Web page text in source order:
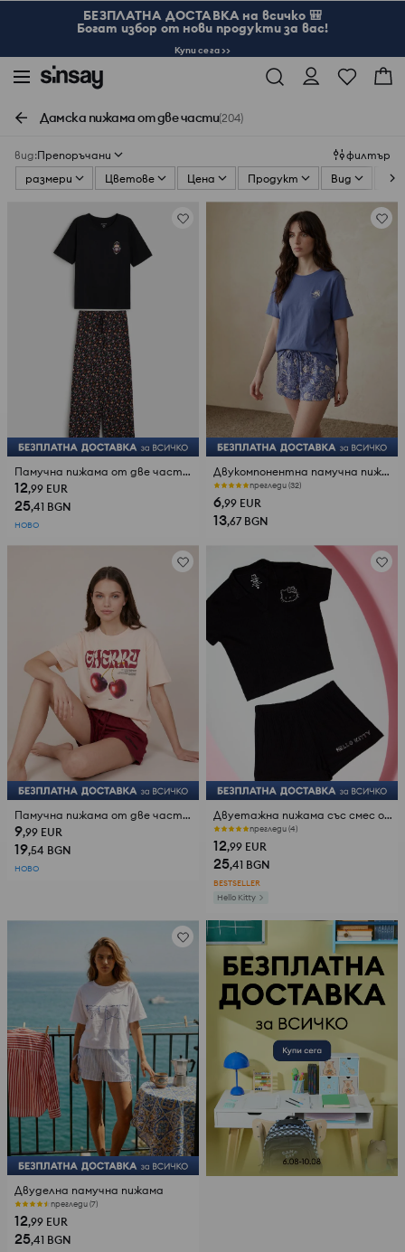
БЕЗПЛАТНА ДОСТАВКА на всичко 🎒
Богат избор от нови продукти за вас!
Купи сега >>
Дамска пижама от две части(204)
вид:Препоръчани
филтър
размери
Цветове Цена Продукт Вид
Памучна пижама от две части с мотив за Хелоуин
12,99 EUR
25,41 BGN
НОВО
Двукомпонентна памучна пижама с флорален мотив
прегледи (32)
6,99 EUR
13,67 BGN
Памучна пижама от две части с мотив на череши
9,99 EUR
19,54 BGN
НОВО
Двуетажна пижама със смес от вискоза Hello Kitty
прегледи (4)
12,99 EUR
25,41 BGN
BESTSELLER
Hello Kitty
Двуделна памучна пижама
прегледи (7)
12,99 EUR
25,41 BGN